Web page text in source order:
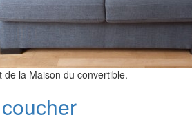
de la Maison du convertible.